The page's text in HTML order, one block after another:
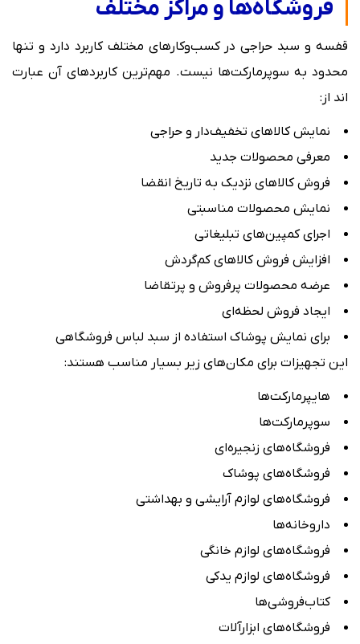
فروشگاه‌ها و مراکز مختلف
قفسه و سبد حراجی در کسب‌وکارهای مختلف کاربرد دارد و تنها
محدود به سوپرمارکت‌ها نیست. مهم‌ترین کاربردهای آن عبارت
‌اند از:
نمایش کالاهای تخفیف‌دار و حراجی
معرفی محصولات جدید
فروش کالاهای نزدیک به تاریخ انقضا
نمایش محصولات مناسبتی
اجرای کمپین‌های تبلیغاتی
افزایش فروش کالاهای کم‌گردش
عرضه محصولات پرفروش و پرتقاضا
ایجاد فروش لحظه‌ای
برای نمایش پوشاک استفاده از سبد لباس فروشگاهی
این تجهیزات برای مکان‌های زیر بسیار مناسب هستند:
هایپرمارکت‌ها
سوپرمارکت‌ها
فروشگاه‌های زنجیره‌ای
فروشگاه‌های پوشاک
فروشگاه‌های لوازم آرایشی و بهداشتی
داروخانه‌ها
فروشگاه‌های لوازم خانگی
فروشگاه‌های لوازم یدکی
کتاب‌فروشی‌ها
فروشگاه‌های ابزارآلات